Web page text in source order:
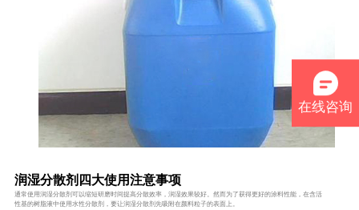
润湿分散剂四大使用注意事项
通常使用润湿分散剂可以缩短研磨时间提高分散效率，润湿效果较好。然而为了获得更好的涂料性能，在含活
性基的树脂液中使用水性分散剂，要让润湿分散剂先吸附在颜料粒子的表面上。
在线咨询